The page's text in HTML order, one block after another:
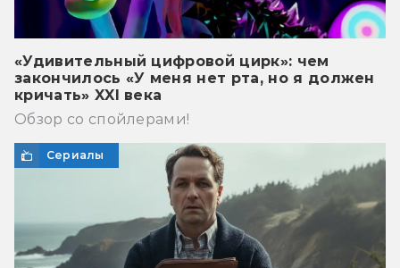
«Удивительный цифровой цирк»: чем
закончилось «У меня нет рта, но я должен
кричать» XXI века
Обзор со спойлерами!
Сериалы